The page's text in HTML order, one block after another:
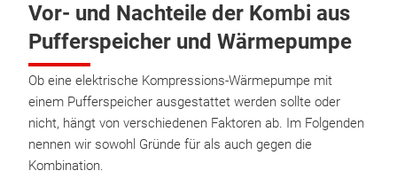
Vor- und Nachteile der Kombi aus
Pufferspeicher und Wärmepumpe
Ob eine elektrische Kompressions-Wärmepumpe mit
einem Pufferspeicher ausgestattet werden sollte oder
nicht, hängt von verschiedenen Faktoren ab. Im Folgenden
nennen wir sowohl Gründe für als auch gegen die
Kombination.